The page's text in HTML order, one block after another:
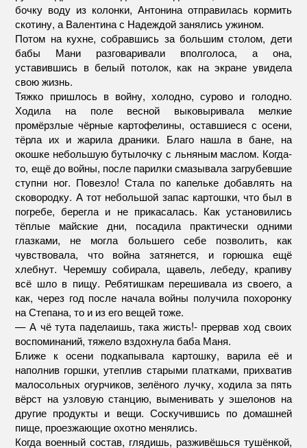
бочку воду из колонки, Антонина отправилась кормить
скотину, а Валентина с Надеждой занялись ужином.
Потом на кухне, собравшись за большим столом, дети
бабы Мани разговаривали вполголоса, а она,
уставившись в белый потолок, как на экране увидела
свою жизнь.
Тяжко пришлось в войну, холодно, сурово и голодно.
Ходила на поле весной выковыривала мелкие
промёрзлые чёрные картофелины, оставшиеся с осени,
тёрла их и жарила драники. Благо нашла в бане, на
окошке небольшую бутылочку с льняным маслом. Когда-
то, ещё до войны, после парилки смазывала загрубевшие
ступни ног. Повезло! Стала по капельке добавлять на
сковородку. А тот небольшой запас картошки, что был в
погребе, берегла и не прикасалась. Как установились
тёплые майские дни, посадила практически одними
глазками, не могла большего себе позволить, как
чувствовала, что война затянется, и горюшка ещё
хлебнут. Черемшу собирала, щавель, лебеду, крапиву
всё шло в пищу. Ребятишкам перешивала из своего, а
как, через год после начала войны получила похоронку
на Степана, то и из его вещей тоже.
— А чё тута паделаишь, така жисть!- прервав ход своих
воспоминаний, тяжело вздохнула баба Маня.
Ближе к осени подкапывала картошку, варила её и
наполнив горшки, утеплив старыми платками, прихватив
малосольных огурчиков, зелёного лучку, ходила за пять
вёрст на узловую станцию, выменивать у эшелонов на
другие продукты и вещи. Соскучившись по домашней
пище, проезжающие охотно менялись.
Когда военный состав, глядишь, разживёшься тушёнкой,